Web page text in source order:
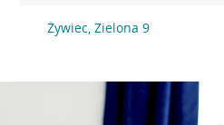
Żywiec, Zielona 9